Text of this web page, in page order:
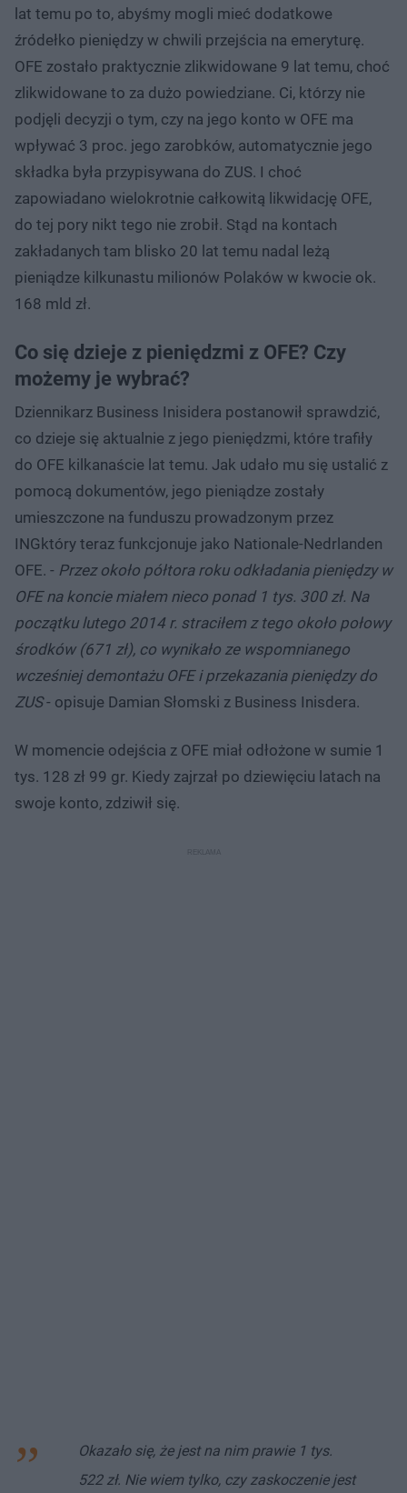
lat temu po to, abyśmy mogli mieć dodatkowe
źródełko pieniędzy w chwili przejścia na emeryturę.
OFE zostało praktycznie zlikwidowane 9 lat temu, choć
zlikwidowane to za dużo powiedziane. Ci, którzy nie
podjęli decyzji o tym, czy na jego konto w OFE ma
wpływać 3 proc. jego zarobków, automatycznie jego
składka była przypisywana do ZUS. I choć
zapowiadano wielokrotnie całkowitą likwidację OFE,
do tej pory nikt tego nie zrobił. Stąd na kontach
zakładanych tam blisko 20 lat temu nadal leżą
pieniądze kilkunastu milionów Polaków w kwocie ok.
168 mld zł.
Co się dzieje z pieniędzmi z OFE? Czy
możemy je wybrać?
Dziennikarz Business Inisidera postanowił sprawdzić,
co dzieje się aktualnie z jego pieniędzmi, które trafiły
do OFE kilkanaście lat temu. Jak udało mu się ustalić z
pomocą dokumentów, jego pieniądze zostały
umieszczone na funduszu prowadzonym przez
INGktóry teraz funkcjonuje jako Nationale-Nedrlanden
OFE. - Przez około półtora roku odkładania pieniędzy w
OFE na koncie miałem nieco ponad 1 tys. 300 zł. Na
początku lutego 2014 r. straciłem z tego około połowy
środków (671 zł), co wynikało ze wspomnianego
wcześniej demontażu OFE i przekazania pieniędzy do
ZUS- opisuje Damian Słomski z Business Inisdera.
W momencie odejścia z OFE miał odłożone w sumie 1
tys. 128 zł 99 gr. Kiedy zajrzał po dziewięciu latach na
swoje konto, zdziwił się.
Okazało się, że jest na nim prawie 1 tys.
522 zł. Nie wiem tylko, czy zaskoczenie jest